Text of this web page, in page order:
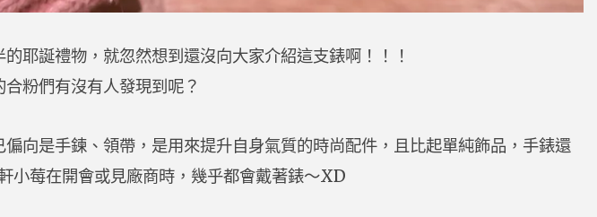
耶誕禮物，就忽然想到還沒向大家介紹這支錶啊！！！
粉們有沒有人發現到呢？
向是手鍊、領帶，是用來提升自身氣質的時尚配件，且比起單純飾品，手錶還
小莓在開會或見廠商時，幾乎都會戴著錶～XD